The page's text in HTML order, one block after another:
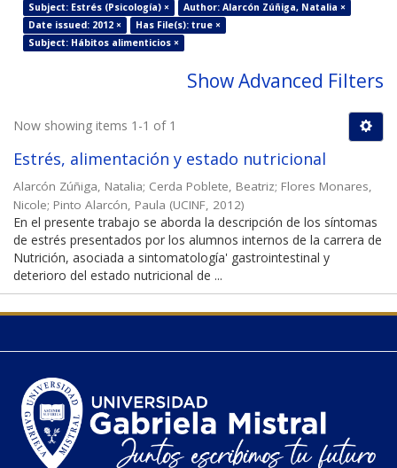
Subject: Estrés (Psicología) ×
Author: Alarcón Zúñiga, Natalia ×
Date issued: 2012 ×
Has File(s): true ×
Subject: Hábitos alimenticios ×
Show Advanced Filters
Now showing items 1-1 of 1
Estrés, alimentación y estado nutricional
Alarcón Zúñiga, Natalia; Cerda Poblete, Beatriz; Flores Monares,
Nicole; Pinto Alarcón, Paula (UCINF, 2012)
En el presente trabajo se aborda la descripción de los síntomas
de estrés presentados por los alumnos internos de la carrera de
Nutrición, asociada a sintomatología' gastrointestinal y
deterioro del estado nutricional de ...